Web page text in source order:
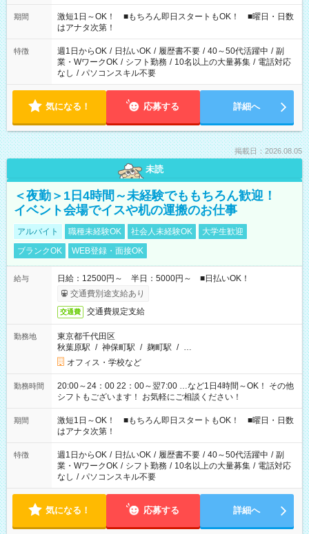
シフトもございます！ お気軽にご相談ください！
期間
激短1日～OK！ ■もちろん即日スタートもOK！ ■曜日・日数
はアナタ次第！
特徴 週1日からOK / 日払いOK / 履歴書不要 / 40～50代活躍中 / 副
業・WワークOK / シフト勤務 / 10名以上の大量募集 / 電話対応
なし / パソコンスキル不要
気になる！ 応募する 詳細へ
掲載日：2026.08.05
未読
＜夜勤＞1日4時間～未経験でももちろん歓迎！
イベント会場でイスや机の運搬のお仕事
アルバイト 職種未経験OK 社会人未経験OK
大学生歓迎
ブランクOK
WEB登録・面接OK
給与
日給：12500円～ 半日：5000円～ ■日払いOK！
交通費別途支給あり
交通費 交通費規定支給
勤務地
東京都千代田区
秋葉原駅 / 神保町駅 / 麹町駅 / …
オフィス・学校など
勤務時間
20:00～24：00 22：00～翌7:00 …など1日4時間～OK！ その他
シフトもございます！ お気軽にご相談ください！
期間
激短1日～OK！ ■もちろん即日スタートもOK！ ■曜日・日数
はアナタ次第！
特徴 週1日からOK / 日払いOK / 履歴書不要 / 40～50代活躍中 / 副
業・WワークOK / シフト勤務 / 10名以上の大量募集 / 電話対応
なし / パソコンスキル不要
気になる！ 応募する 詳細へ